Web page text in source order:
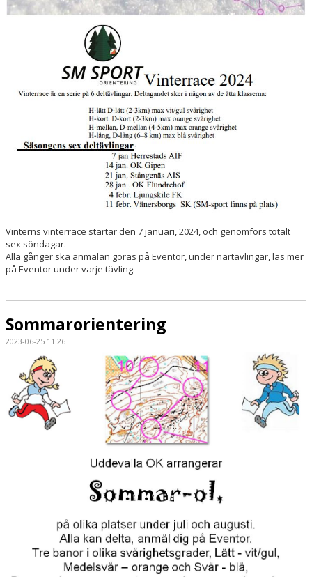
VETERAN
Vinterns vinterrace startar den 7 januari, 2024, och genomförs totalt
sex söndagar.
Alla gånger ska anmälan göras på Eventor, under närtävlingar, läs mer
på Eventor under varje tävling.
Sommarorientering
2023-06-25 11:26